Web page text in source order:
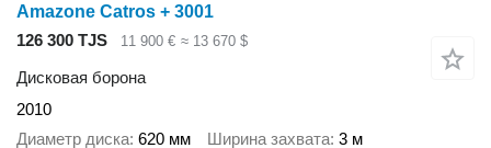
Amazone Catros + 3001
126 300 TJS
11 900 € ≈ 13 670 $
Дисковая борона
2010
Диаметр диска 620 мм Ширина захвата 3 м